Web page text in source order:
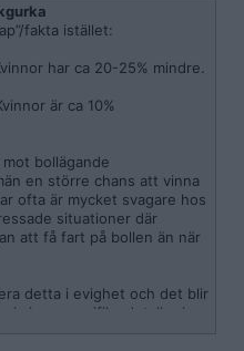
fakta istället:
har ca 20-25% mindre.
är ca 10%
bollägande
en större chans att vinna
ofta är mycket svagare hos
situationer där
att få fart på bollen än när
detta i evighet och det blir
i vissa specifika detaljer i
det som ger bäst resultat.